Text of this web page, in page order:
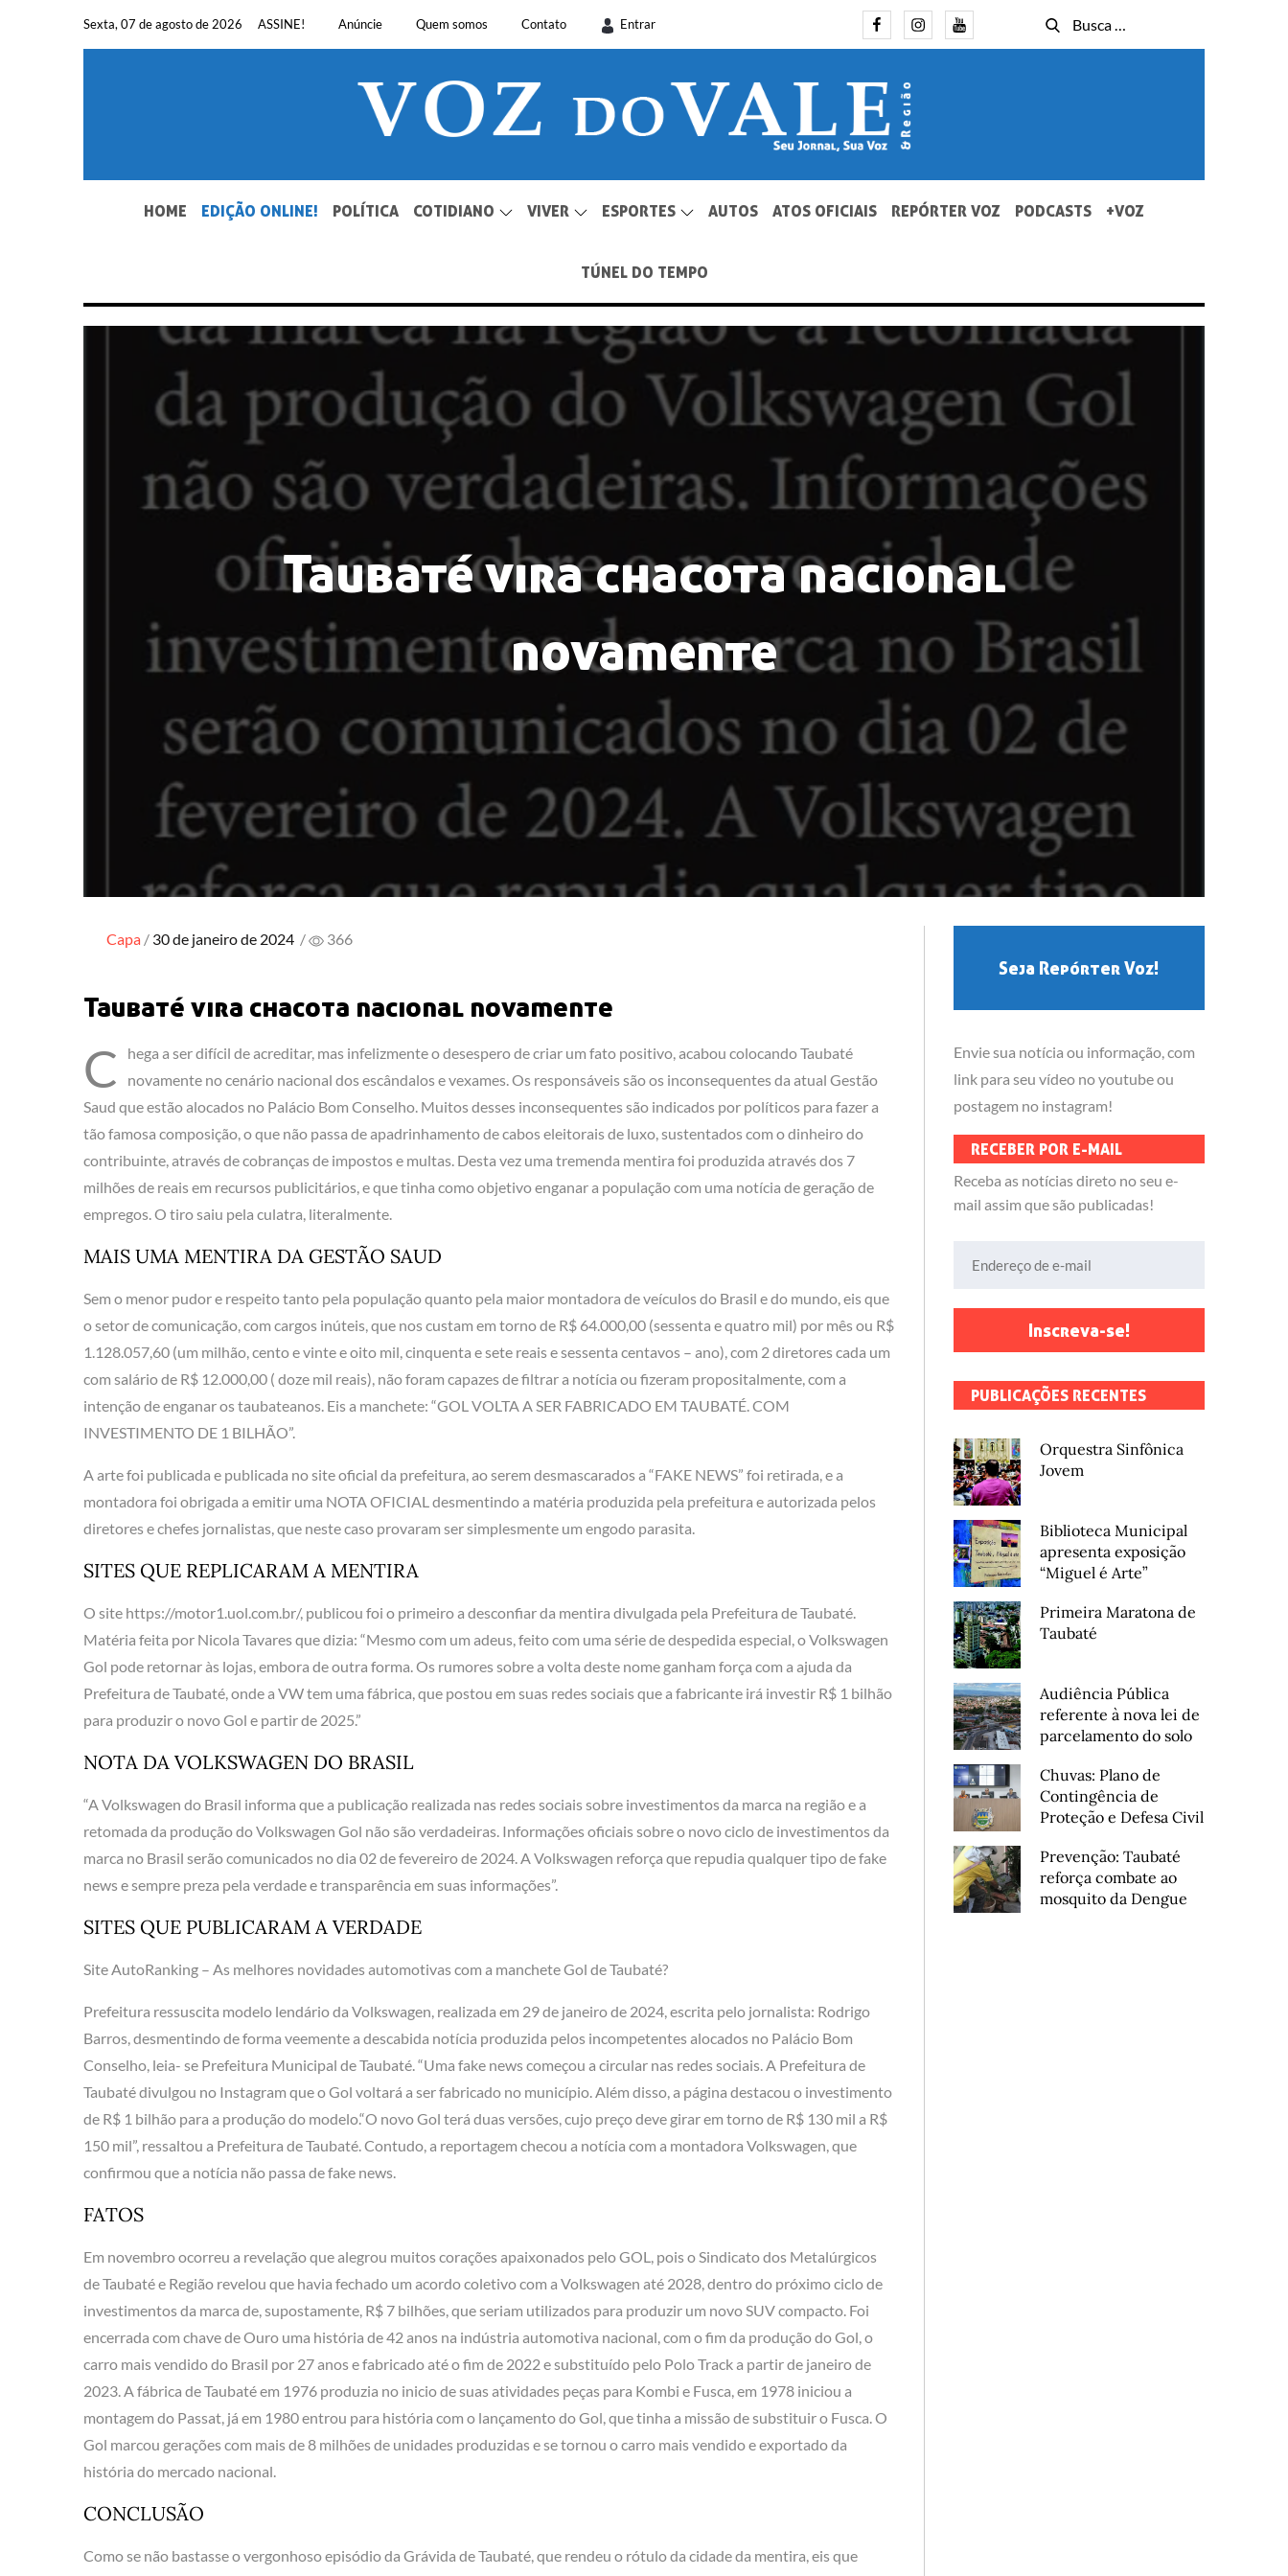
Sexta, 07 de agosto de 2026 ASSINE! Anúncie Quem somos Contato Entrar FacebookInstagramYoutube
Busca
for:
Busca
SEU JORNAL, SUA VOZ. DESDE 1948.
HOME EDIÇÃO ONLINE! POLÍTICA COTIDIANO VIVER ESPORTES AUTOS ATOS OFICIAIS REPÓRTER VOZ PODCASTS +VOZ
TÚNEL DO TEMPO
Taubaté vira chacota nacional
novamente
Capa Posted
30 de janeiro de 2024 / 366
Taubaté vira chacota nacional novamente
C
hega a ser difícil de acreditar, mas infelizmente o desespero de criar um fato positivo, acabou colocando Taubaté
novamente no cenário nacional dos escândalos e vexames. Os responsáveis são os inconsequentes da atual Gestão
Saud que estão alocados no Palácio Bom Conselho. Muitos desses inconsequentes são indicados por políticos para fazer a
tão famosa composição, o que não passa de apadrinhamento de cabos eleitorais de luxo, sustentados com o dinheiro do
contribuinte, através de cobranças de impostos e multas. Desta vez uma tremenda mentira foi produzida através dos 7
milhões de reais em recursos publicitários, e que tinha como objetivo enganar a população com uma notícia de geração de
empregos. O tiro saiu pela culatra, literalmente.
MAIS UMA MENTIRA DA GESTÃO SAUD
Sem o menor pudor e respeito tanto pela população quanto pela maior montadora de veículos do Brasil e do mundo, eis que
o setor de comunicação, com cargos inúteis, que nos custam em torno de R$ 64.000,00 (sessenta e quatro mil) por mês ou R$
1.128.057,60 (um milhão, cento e vinte e oito mil, cinquenta e sete reais e sessenta centavos – ano), com 2 diretores cada um
com salário de R$ 12.000,00 ( doze mil reais), não foram capazes de filtrar a notícia ou fizeram propositalmente, com a
intenção de enganar os taubateanos. Eis a manchete: “GOL VOLTA A SER FABRICADO EM TAUBATÉ. COM
INVESTIMENTO DE 1 BILHÃO”.
A arte foi publicada e publicada no site oficial da prefeitura, ao serem desmascarados a “FAKE NEWS” foi retirada, e a
montadora foi obrigada a emitir uma NOTA OFICIAL desmentindo a matéria produzida pela prefeitura e autorizada pelos
diretores e chefes jornalistas, que neste caso provaram ser simplesmente um engodo parasita.
SITES QUE REPLICARAM A MENTIRA
O site https://motor1.uol.com.br/, publicou foi o primeiro a desconfiar da mentira divulgada pela Prefeitura de Taubaté.
Matéria feita por Nicola Tavares que dizia: “Mesmo com um adeus, feito com uma série de despedida especial, o Volkswagen
Gol pode retornar às lojas, embora de outra forma. Os rumores sobre a volta deste nome ganham força com a ajuda da
Prefeitura de Taubaté, onde a VW tem uma fábrica, que postou em suas redes sociais que a fabricante irá investir R$ 1 bilhão
para produzir o novo Gol e partir de 2025.”
NOTA DA VOLKSWAGEN DO BRASIL
“A Volkswagen do Brasil informa que a publicação realizada nas redes sociais sobre investimentos da marca na região e a
retomada da produção do Volkswagen Gol não são verdadeiras. Informações oficiais sobre o novo ciclo de investimentos da
marca no Brasil serão comunicados no dia 02 de fevereiro de 2024. A Volkswagen reforça que repudia qualquer tipo de fake
news e sempre preza pela verdade e transparência em suas informações”.
SITES QUE PUBLICARAM A VERDADE
Site AutoRanking – As melhores novidades automotivas com a manchete Gol de Taubaté?
Prefeitura ressuscita modelo lendário da Volkswagen, realizada em 29 de janeiro de 2024, escrita pelo jornalista: Rodrigo
Barros, desmentindo de forma veemente a descabida notícia produzida pelos incompetentes alocados no Palácio Bom
Conselho, leia- se Prefeitura Municipal de Taubaté. “Uma fake news começou a circular nas redes sociais. A Prefeitura de
Taubaté divulgou no Instagram que o Gol voltará a ser fabricado no município. Além disso, a página destacou o investimento
de R$ 1 bilhão para a produção do modelo.“O novo Gol terá duas versões, cujo preço deve girar em torno de R$ 130 mil a R$
150 mil”, ressaltou a Prefeitura de Taubaté. Contudo, a reportagem checou a notícia com a montadora Volkswagen, que
confirmou que a notícia não passa de fake news.
FATOS
Em novembro ocorreu a revelação que alegrou muitos corações apaixonados pelo GOL, pois o Sindicato dos Metalúrgicos
de Taubaté e Região revelou que havia fechado um acordo coletivo com a Volkswagen até 2028, dentro do próximo ciclo de
investimentos da marca de, supostamente, R$ 7 bilhões, que seriam utilizados para produzir um novo SUV compacto. Foi
encerrada com chave de Ouro uma história de 42 anos na indústria automotiva nacional, com o fim da produção do Gol, o
carro mais vendido do Brasil por 27 anos e fabricado até o fim de 2022 e substituído pelo Polo Track a partir de janeiro de
2023. A fábrica de Taubaté em 1976 produzia no inicio de suas atividades peças para Kombi e Fusca, em 1978 iniciou a
montagem do Passat, já em 1980 entrou para história com o lançamento do Gol, que tinha a missão de substituir o Fusca. O
Gol marcou gerações com mais de 8 milhões de unidades produzidas e se tornou o carro mais vendido e exportado da
história do mercado nacional.
CONCLUSÃO
Como se não bastasse o vergonhoso episódio da Grávida de Taubaté, que rendeu o rótulo da cidade da mentira, eis que
Seja Repórter Voz!
Envie sua notícia ou informação, com
link para seu vídeo no youtube ou
postagem no instagram!
RECEBER POR E-MAIL
Receba as notícias direto no seu e-
mail assim que são publicadas!
Inscreva-se!
PUBLICAÇÕES RECENTES
Orquestra Sinfônica
Jovem
Biblioteca Municipal
apresenta exposição
“Miguel é Arte”
Primeira Maratona de
Taubaté
Audiência Pública
referente à nova lei de
parcelamento do solo
Chuvas: Plano de
Contingência de
Proteção e Defesa Civil
Prevenção: Taubaté
reforça combate ao
mosquito da Dengue